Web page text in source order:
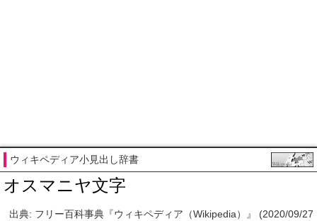
ウィキペディア小見出し辞書
オスマニヤ文字
出典: フリー百科事典『ウィキペディア（Wikipedia）』 (2020/09/27